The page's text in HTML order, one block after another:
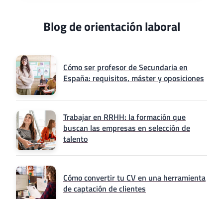
Blog de orientación laboral
Cómo ser profesor de Secundaria en
España: requisitos, máster y oposiciones
Trabajar en RRHH: la formación que
buscan las empresas en selección de
talento
Cómo convertir tu CV en una herramienta
de captación de clientes